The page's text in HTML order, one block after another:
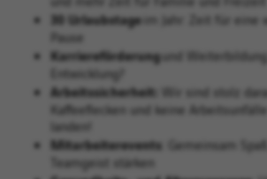
30 Urlaubstageim Jahr: Zeit für eine
Pause
Karriereförderungund
Entwicklung?
Arbeitssicherheit: Wir sind stolz
Kaffeeflecken und keine
landen!
Mitarbeiterevents : Gemeinsam
Teamgeist stärken